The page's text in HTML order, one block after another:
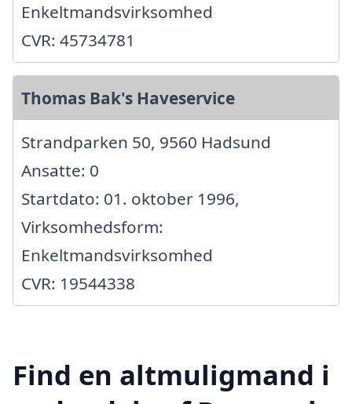
Enkeltmandsvirksomhed
CVR: 45734781
Thomas Bak's Haveservice
Strandparken 50, 9560 Hadsund
Ansatte: 0
Startdato: 01. oktober 1996,
Virksomhedsform:
Enkeltmandsvirksomhed
CVR: 19544338
Find en altmuligmand i